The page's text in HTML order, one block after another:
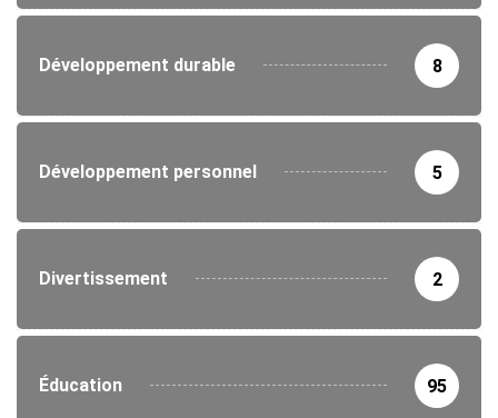
Développement durable 8
Développement personnel 5
Divertissement 2
Éducation 95